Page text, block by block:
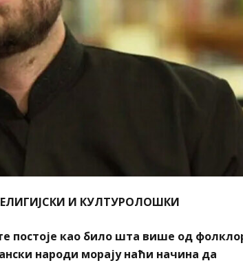
И КУЛТУРОЛОШКИ
постоје као било шта више од
народи морају наћи начина да